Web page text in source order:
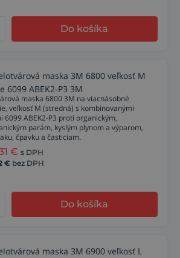
Do košíka
maska 3M 6800 veľkosť M
6099 ABEK2-P3 3M
maska 6800 3M na viacnásobné
veľkosť M (stredná) s kombinovanými
6099 ABEK2-P3 proti organickým,
parám, kyslým plynom a výparom,
čpavku a časticiam.
€ s DPH
€ bez DPH
Do košíka
maska 3M 6900 veľkosť L